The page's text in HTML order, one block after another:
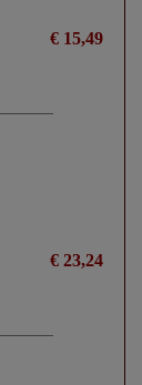
€ 15,49
€ 23,24